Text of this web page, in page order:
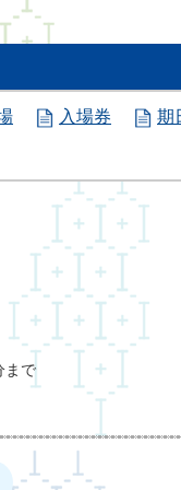
入場券 期
まで